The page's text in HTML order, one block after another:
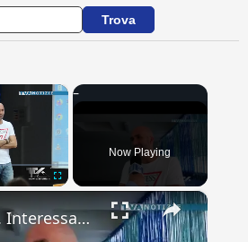
×
Now Playing
×
Adrano. Interessante incontro al liceo “Verga” con il prof. Fabio Gamberini. Studenti del Linguistic